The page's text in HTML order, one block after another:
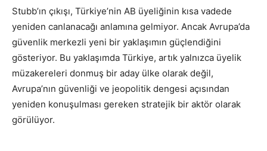
Stubb’ın çıkışı, Türkiye’nin AB üyeliğinin kısa vadede
yeniden canlanacağı anlamına gelmiyor. Ancak Avrupa’da
güvenlik merkezli yeni bir yaklaşımın güçlendiğini
gösteriyor. Bu yaklaşımda Türkiye, artık yalnızca üyelik
müzakereleri donmuş bir aday ülke olarak değil,
Avrupa’nın güvenliği ve jeopolitik dengesi açısından
yeniden konuşulması gereken stratejik bir aktör olarak
görülüyor.